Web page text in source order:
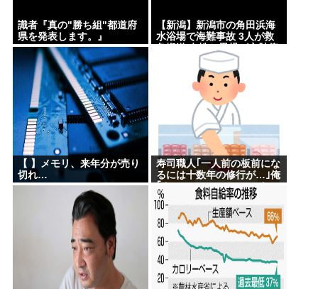
識者『真の"勝ち組"都道府
県を発表します。』
【新潟】新潟市の角田浜海
水浴場で海難事故 3人が救
急搬送 女性と男児が心肺停
止 男性は意識あり
【 】メモリ、来年分が売り
切れ…
寿司職人｢一人前の板前にな
るには十数年の修行が…｣俺
｢ん、スシローでいいっしょ
(笑)あんまかわんねｗ｣